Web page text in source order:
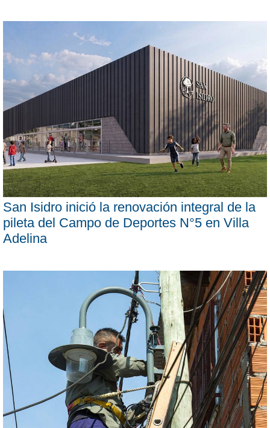
San Isidro inició la renovación integral de la
pileta del Campo de Deportes N°5 en Villa
Adelina